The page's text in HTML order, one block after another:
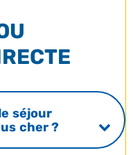
séjour
cher ?